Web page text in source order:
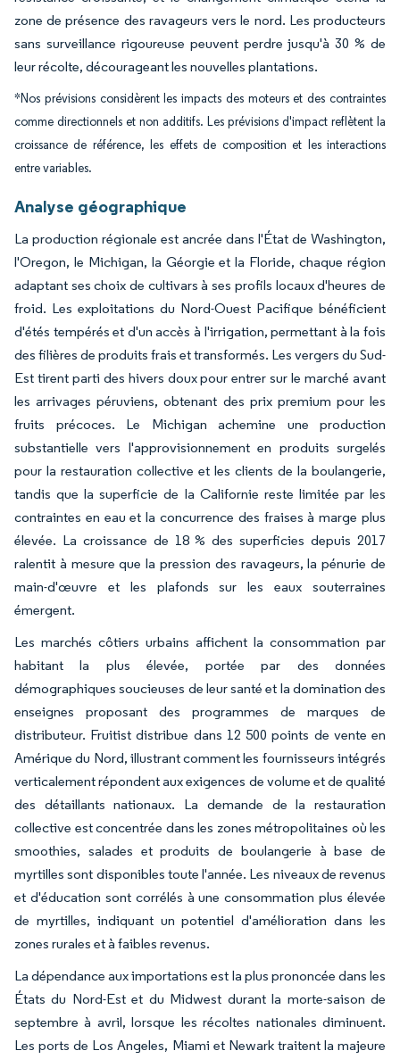
zone de présence des ravageurs vers le nord. Les producteurs
sans surveillance rigoureuse peuvent perdre jusqu'à 30 % de
leur récolte, décourageant les nouvelles plantations.
*Nos prévisions considèrent les impacts des moteurs et des contraintes
comme directionnels et non additifs. Les prévisions d'impact reflètent la
croissance de référence, les effets de composition et les interactions
entre variables.
Analyse géographique
La production régionale est ancrée dans l'État de Washington,
l'Oregon, le Michigan, la Géorgie et la Floride, chaque région
adaptant ses choix de cultivars à ses profils locaux d'heures de
froid. Les exploitations du Nord-Ouest Pacifique bénéficient
d'étés tempérés et d'un accès à l'irrigation, permettant à la fois
des filières de produits frais et transformés. Les vergers du Sud-
Est tirent parti des hivers doux pour entrer sur le marché avant
les arrivages péruviens, obtenant des prix premium pour les
fruits précoces. Le Michigan achemine une production
substantielle vers l'approvisionnement en produits surgelés
pour la restauration collective et les clients de la boulangerie,
tandis que la superficie de la Californie reste limitée par les
contraintes en eau et la concurrence des fraises à marge plus
élevée. La croissance de 18 % des superficies depuis 2017
ralentit à mesure que la pression des ravageurs, la pénurie de
main-d'œuvre et les plafonds sur les eaux souterraines
émergent.
Les marchés côtiers urbains affichent la consommation par
habitant la plus élevée, portée par des données
démographiques soucieuses de leur santé et la domination des
enseignes proposant des programmes de marques de
distributeur. Fruitist distribue dans 12 500 points de vente en
Amérique du Nord, illustrant comment les fournisseurs intégrés
verticalement répondent aux exigences de volume et de qualité
des détaillants nationaux. La demande de la restauration
collective est concentrée dans les zones métropolitaines où les
smoothies, salades et produits de boulangerie à base de
myrtilles sont disponibles toute l'année. Les niveaux de revenus
et d'éducation sont corrélés à une consommation plus élevée
de myrtilles, indiquant un potentiel d'amélioration dans les
zones rurales et à faibles revenus.
La dépendance aux importations est la plus prononcée dans les
États du Nord-Est et du Midwest durant la morte-saison de
septembre à avril, lorsque les récoltes nationales diminuent.
Les ports de Los Angeles, Miami et Newark traitent la majeure